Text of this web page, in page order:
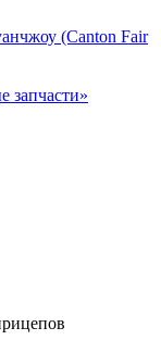
(Canton Fair
запчасти»